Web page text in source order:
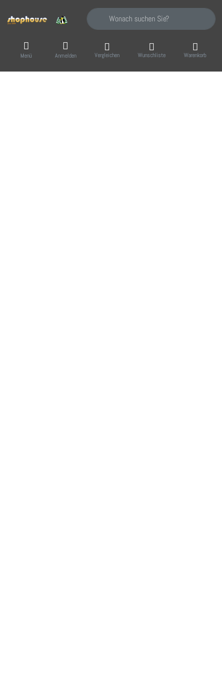
Geben Sie einen Suchbegriff ein. Während
Menü Anmelden Vergleichen Wunschliste Warenkorb